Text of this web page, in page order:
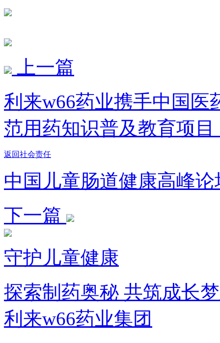
上一篇
利来w66药业携手中国医
范用药知识普及教育项
返回社会责任
中国儿童肠道健康高峰
下一篇
守护儿童健康
探索制药奥秘 共筑成长
利来w66药业集团